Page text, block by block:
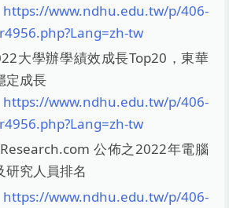
https://www.ndhu.edu.tw/p/406-
tw
大學辦學績效成長Top20，東華
定成長
https://www.ndhu.edu.tw/p/406-
tw
公佈之2022年電腦
研究人員排名
https://www.ndhu.edu.tw/p/406-